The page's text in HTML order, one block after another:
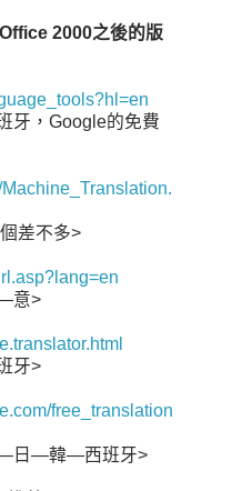
2000之後的版
，Google的免費
差不多>
意>
牙>
free_translation
—韓—西班牙>